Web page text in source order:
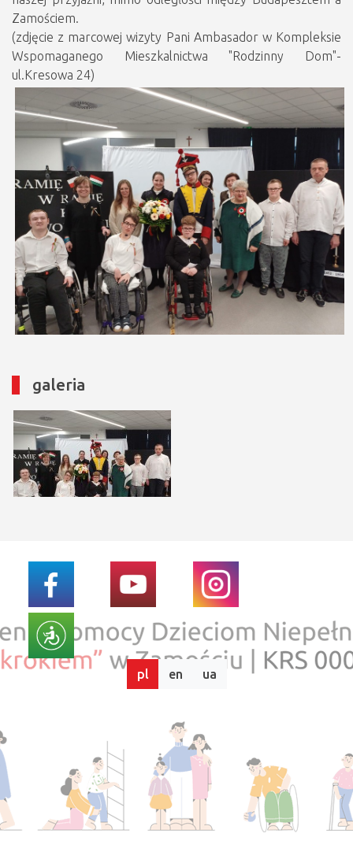
Zamościem.
(zdjęcie z marcowej wizyty Pani Ambasador w Kompleksie
Wspomaganego Mieszkalnictwa "Rodzinny Dom"-
ul.Kresowa 24)
galeria
pl en ua